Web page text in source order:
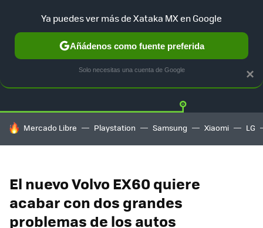
TESLA UBER AUTO ELECTRICO Twitter
HOY SE HABLA DE
Mercado Libre Playstation Samsung Xiaomi LG
El nuevo Volvo EX60 quiere
acabar con dos grandes
problemas de los autos
×
Ya puedes ver más de Xataka MX en Google
Añádenos como fuente preferida
Solo necesitas una cuenta de Google